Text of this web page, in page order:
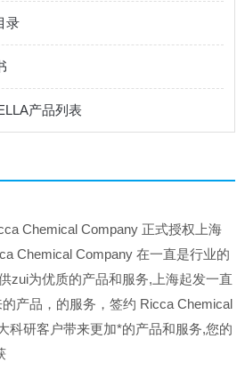
录
产品列表
Chemical Company 正式授权上海
Chemical Company 在一直是行业的
zui为优质的产品和服务,上海起发一直
产品，的服务，签约 Ricca Chemical
科研客户带来更加*的产品和服务,您的